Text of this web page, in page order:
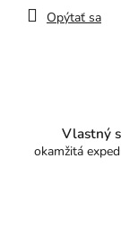
Opýtať sa
Vlastný
okamžitá